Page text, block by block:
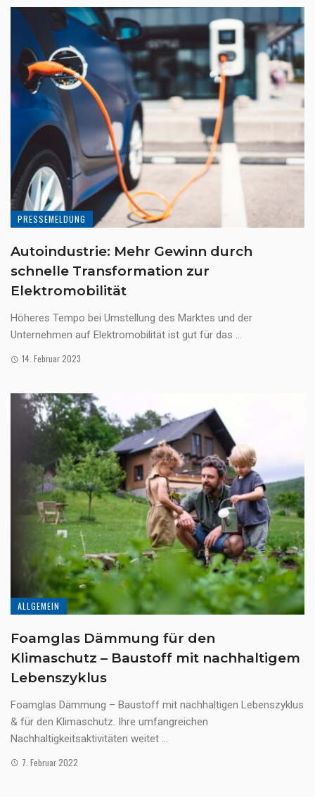
PRESSEMELDUNG
Autoindustrie: Mehr Gewinn durch
schnelle Transformation zur
Elektromobilität
Höheres Tempo bei Umstellung des Marktes und der
Unternehmen auf Elektromobilität ist gut für das ...
14. Februar 2023
ALLGEMEIN
Foamglas Dämmung für den
Klimaschutz – Baustoff mit nachhaltigem
Lebenszyklus
Foamglas Dämmung – Baustoff mit nachhaltigen Lebenszyklus
& für den Klimaschutz. Ihre umfangreichen
Nachhaltigkeitsaktivitäten weitet ...
7. Februar 2022